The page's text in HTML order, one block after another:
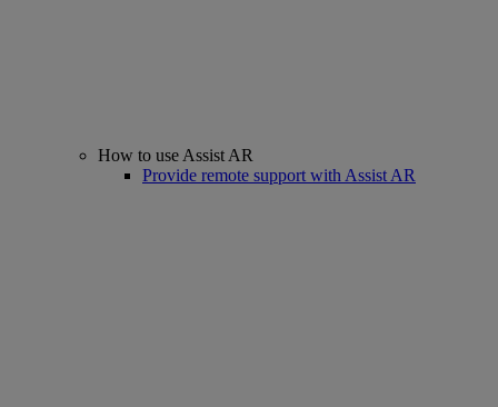
How to use Assist AR
Provide remote support with Assist AR